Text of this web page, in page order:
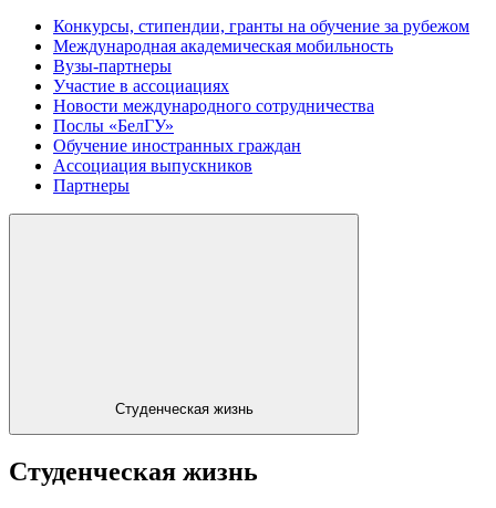
Конкурсы, стипендии, гранты на обучение за рубежом
Международная академическая мобильность
Вузы-партнеры
Участие в ассоциациях
Новости международного сотрудничества
Послы «БелГУ»
Обучение иностранных граждан
Ассоциация выпускников
Партнеры
Студенческая жизнь
Студенческая жизнь